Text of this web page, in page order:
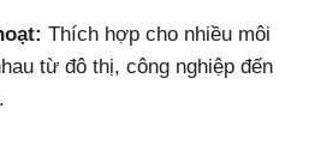
Thích hợp cho nhiều môi
từ đô thị, công nghiệp đến